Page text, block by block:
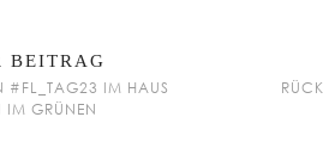
BEITRAG
#FL_TAG23 IM HAUS
IM GRÜNEN